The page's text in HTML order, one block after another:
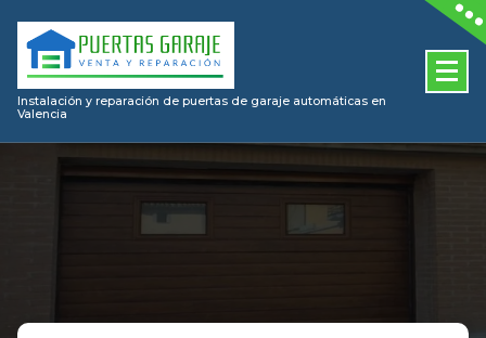
content
Instalación y reparación de puertas de garaje automáticas en
Valencia